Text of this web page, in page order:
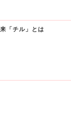
「チル」とは